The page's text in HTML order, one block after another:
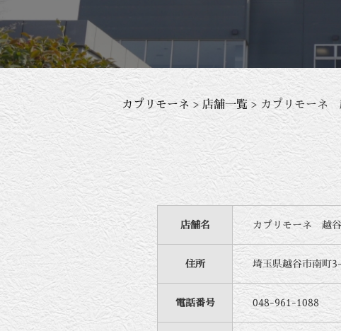
カプリモーネ 店舗一覧 カプリモーネ
店舗名 カプリモーネ 越
住所 埼玉県越谷市南町
電話番号 048-961-1088